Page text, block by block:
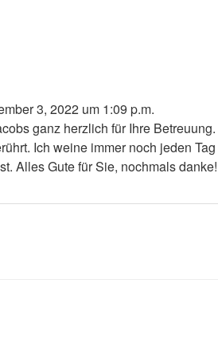
3, 2022 um 1:09 p.m.
ganz herzlich für Ihre
Ich weine immer noch jeden
Alles Gute für Sie, nochmals